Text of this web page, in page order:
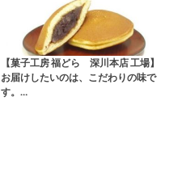
【菓子工房 福どら 深川本店 工場】
お届けしたいのは、こだわりの味で
す。…